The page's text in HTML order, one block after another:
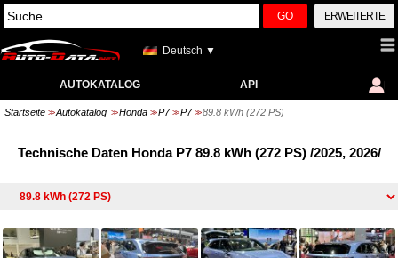
GO ERWEITERTE
Deutsch ▼
AUTOKATALOG API
Startseite >> Autokatalog >> Honda >> P7 >> P7 >> 89.8 kWh (272 PS)
Technische Daten Honda P7 89.8 kWh (272 PS) /2025, 2026/